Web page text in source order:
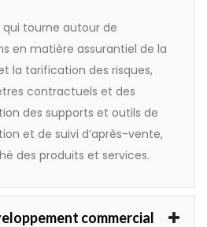
qui tourne autour de
en matière assurantiel de la
la tarification des risques,
contractuels et des
des supports et outils de
et de suivi d’après-vente,
des produits et services.
commercial